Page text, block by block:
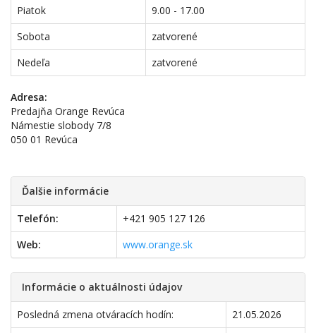
Piatok
9.00 - 17.00
Sobota
zatvorené
Nedeľa
zatvorené
Adresa:
Predajňa Orange Revúca
Námestie slobody 7/8
050 01 Revúca
Ďalšie informácie
Telefón:
+421 905 127 126
Web:
www.orange.sk
Informácie o aktuálnosti údajov
Posledná zmena otváracích hodín:
21.05.2026